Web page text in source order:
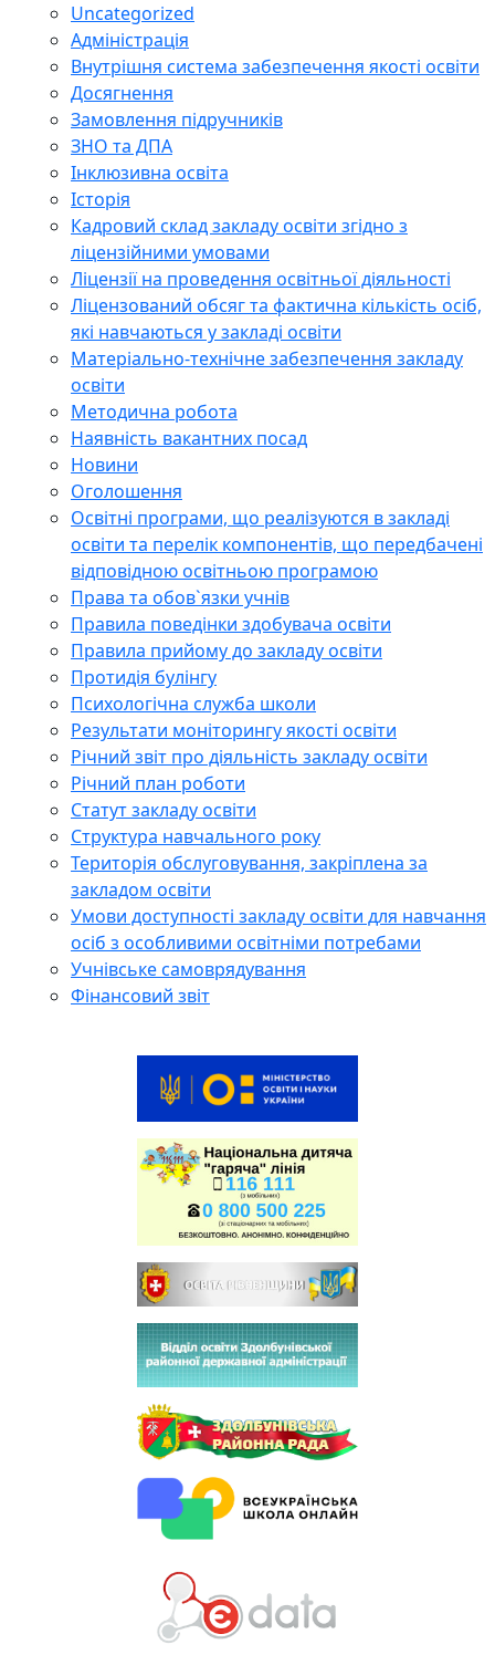
Uncategorized
Адміністрація
Внутрішня система забезпечення якості освіти
Досягнення
Замовлення підручників
ЗНО та ДПА
Інклюзивна освіта
Історія
Кадровий склад закладу освіти згідно з
ліцензійними умовами
Ліцензії на проведення освітньої діяльності
Ліцензований обсяг та фактична кількість осіб,
які навчаються у закладі освіти
Матеріально-технічне забезпечення закладу
освіти
Методична робота
Наявність вакантних посад
Новини
Оголошення
Освітні програми, що реалізуются в закладі
освіти та перелік компонентів, що передбачені
відповідною освітньою програмою
Права та обов`язки учнів
Правила поведінки здобувача освіти
Правила прийому до закладу освіти
Протидія булінгу
Психологічна служба школи
Результати моніторингу якості освіти
Річний звіт про діяльність закладу освіти
Річний план роботи
Статут закладу освіти
Структура навчального року
Територія обслуговування, закріплена за
закладом освіти
Умови доступності закладу освіти для навчання
осіб з особливими освітніми потребами
Учнівське самоврядування
Фінансовий звіт